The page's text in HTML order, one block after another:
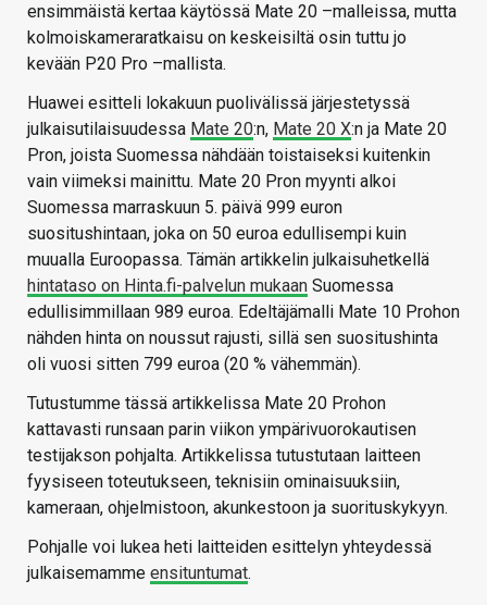
ensimmäistä kertaa käytössä Mate 20 –malleissa, mutta
kolmoiskameraratkaisu on keskeisiltä osin tuttu jo
kevään P20 Pro –mallista.
Huawei esitteli lokakuun puolivälissä järjestetyssä
julkaisutilaisuudessa Mate 20:n, Mate 20 X:n ja Mate 20
Pron, joista Suomessa nähdään toistaiseksi kuitenkin
vain viimeksi mainittu. Mate 20 Pron myynti alkoi
Suomessa marraskuun 5. päivä 999 euron
suositushintaan, joka on 50 euroa edullisempi kuin
muualla Euroopassa. Tämän artikkelin julkaisuhetkellä
hintataso on Hinta.fi-palvelun mukaan Suomessa
edullisimmillaan 989 euroa. Edeltäjämalli Mate 10 Prohon
nähden hinta on noussut rajusti, sillä sen suositushinta
oli vuosi sitten 799 euroa (20 % vähemmän).
Tutustumme tässä artikkelissa Mate 20 Prohon
kattavasti runsaan parin viikon ympärivuorokautisen
testijakson pohjalta. Artikkelissa tutustutaan laitteen
fyysiseen toteutukseen, teknisiin ominaisuuksiin,
kameraan, ohjelmistoon, akunkestoon ja suorituskykyyn.
Pohjalle voi lukea heti laitteiden esittelyn yhteydessä
julkaisemamme ensituntumat.